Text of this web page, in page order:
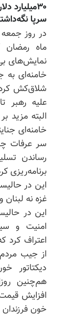
۳۰میلیارد
سرپا
ماه
نمایش‌های
خامنه‌ای به
شلاق‌کش
علیه رهبر
البته مزید
خامنه‌ای
سر عرفات
رساندن
برنامه‌ریزی
این در
غزه نه لبنان
این در
امنیت و
از جیب
دیکتاتور
افزایش
خون فرزندان